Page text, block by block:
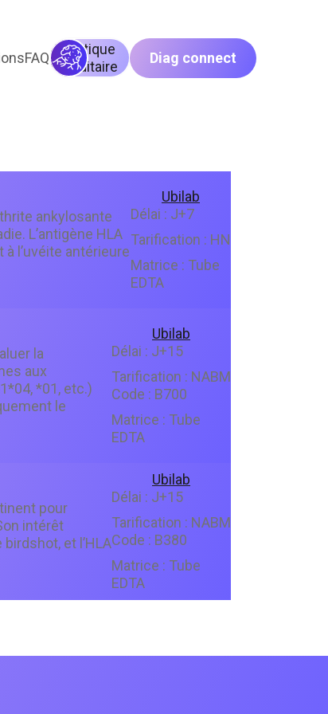
FAQ
Génétique
héréditaire
Diag connect
ankylosante
L’antigène HLA
l’uvéite antérieure
Ubilab
Délai : J+7
Tarification : HN
Matrice : Tube
EDTA
la
aux
*01, etc.)
le
Ubilab
Délai : J+15
Tarification : NABM
Code : B700
Matrice : Tube
EDTA
pour
intérêt
et l’HLA
Ubilab
Délai : J+15
Tarification : NABM
Code : B380
Matrice : Tube
EDTA